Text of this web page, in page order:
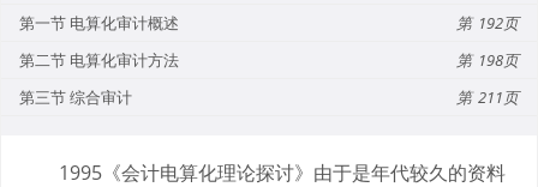
第一节 电算化审计概述
192
第二节 电算化审计方法
198
第三节 综合审计
211
1995《会计电算化理论探讨》由于是年代较久的资料